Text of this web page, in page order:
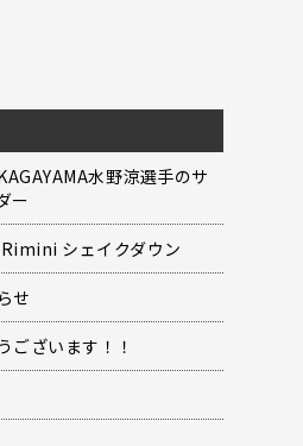
水野涼選手のサ
ー
シェイクダウン
せ
ございます！！